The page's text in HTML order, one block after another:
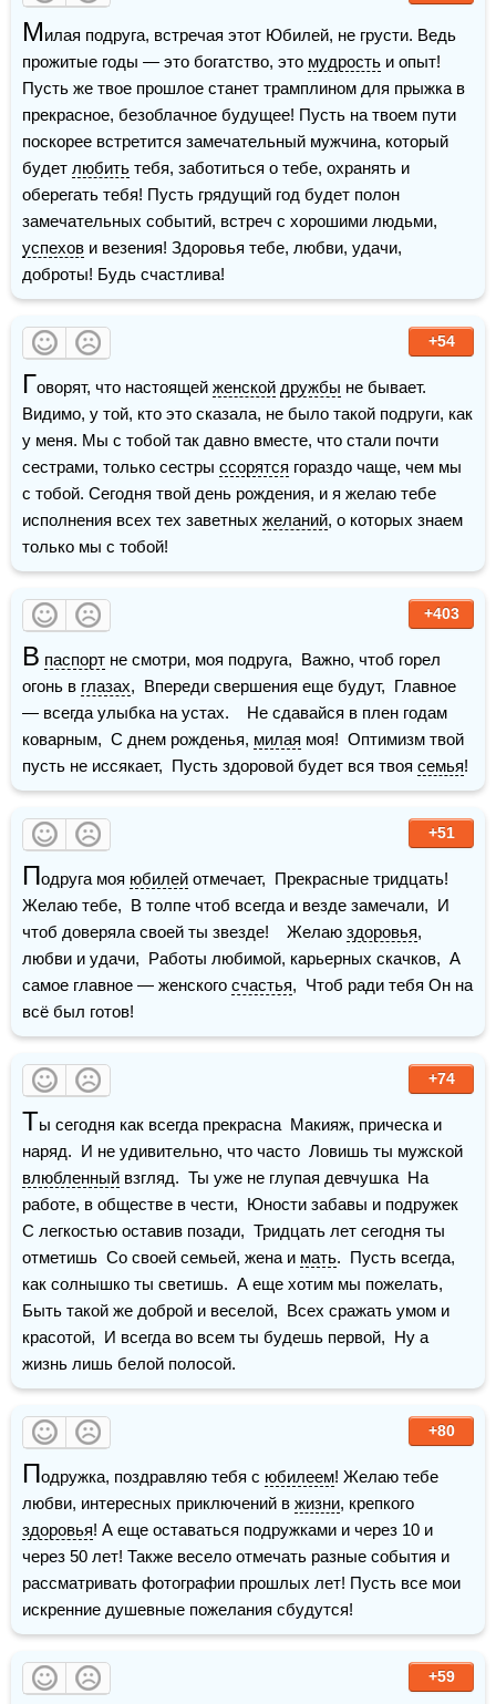
Милая подруга, встречая этот Юбилей, не грусти. Ведь
прожитые годы — это богатство, это мудрость и опыт!
Пусть же твое прошлое станет трамплином для прыжка в
прекрасное, безоблачное будущее! Пусть на твоем пути
поскорее встретится замечательный мужчина, который
будет любить тебя, заботиться о тебе, охранять и
оберегать тебя! Пусть грядущий год будет полон
успехов и везения! Здоровья тебе, любви, удачи,
доброты! Будь счастлива!
+54
Говорят, что настоящей женской дружбы не бывает.
Видимо, у той, кто это сказала, не было такой подруги, как
у меня. Мы с тобой так давно вместе, что стали почти
сестрами, только сестры ссорятся гораздо чаще, чем мы
с тобой. Сегодня твой день рождения, и я желаю тебе
исполнения всех тех заветных желаний, о которых знаем
только мы с тобой!
+403
В паспорт не смотри, моя подруга,  Важно, чтоб горел
огонь в глазах,  Впереди свершения еще будут,  Главное
— всегда улыбка на устах.    Не сдавайся в плен годам
коварным,  С днем рожденья, милая моя!  Оптимизм твой
пусть не иссякает,  Пусть здоровой будет вся твоя семья!
+51
Подруга моя юбилей отмечает,  Прекрасные тридцать!
Желаю тебе,  В толпе чтоб всегда и везде замечали,  И
чтоб доверяла своей ты звезде!    Желаю здоровья,
любви и удачи,  Работы любимой, карьерных скачков,  А
самое главное — женского счастья,  Чтоб ради тебя Он на
всё был готов!
+74
Ты сегодня как всегда прекрасна  Макияж, прическа и
влюбленный взгляд.  Ты уже не глупая девчушка  На
работе, в обществе в чести,  Юности забавы и подружек
С легкостью оставив позади,  Тридцать лет сегодня ты
отметишь  Со своей семьей, жена и мать.  Пусть всегда,
как солнышко ты светишь.  А еще хотим мы пожелать,
Быть такой же доброй и веселой,  Всех сражать умом и
красотой,  И всегда во всем ты будешь первой,  Ну а
жизнь лишь белой полосой.
+80
Подружка, поздравляю тебя с юбилеем! Желаю тебе
любви, интересных приключений в жизни
здоровья! А еще оставаться подружками и через 10 и
через 50 лет! Также весело отмечать разные события и
рассматривать фотографии прошлых лет! Пусть все мои
искренние душевные пожелания сбудутся!
+59